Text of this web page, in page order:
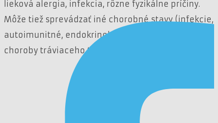
lieková alergia, infekcia, rôzne fyzikálne príčiny.
Môže tiež sprevádzať iné chorobné stavy (infekcie,
autoimunitné, endokrinologické ochorenia,
choroby tráviaceho traktu či nádory).